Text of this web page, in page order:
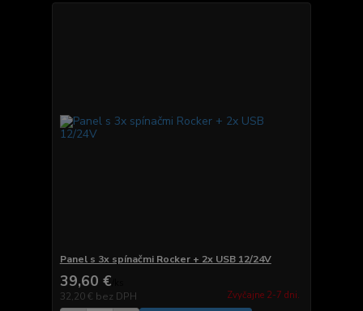
Panel s 3x spínačmi Rocker + 2x USB 12/24V
39,60 €
32,20 € bez DPH Zvyčajne 2-7 dni.